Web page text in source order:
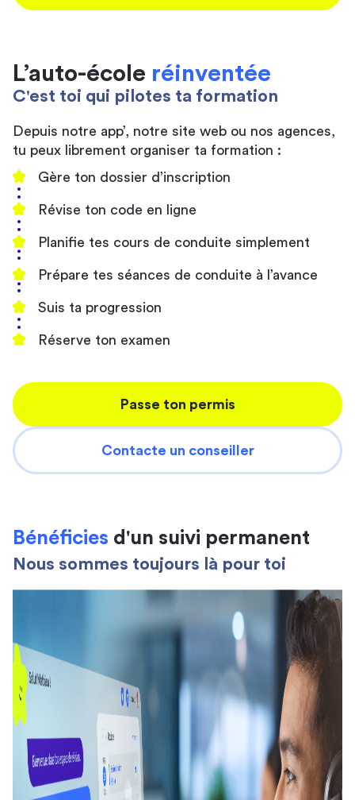
L’auto-école réinventée
C'est toi qui pilotes ta formation
Depuis notre app’, notre site web ou nos agences,
tu peux librement organiser ta formation :
Gère ton dossier d’inscription
Révise ton code en ligne
Planifie tes cours de conduite simplement
Prépare tes séances de conduite à l’avance
Suis ta progression
Réserve ton examen
Passe ton permis
Contacte un conseiller
Bénéficies d'un suivi permanent
Nous sommes toujours là pour toi